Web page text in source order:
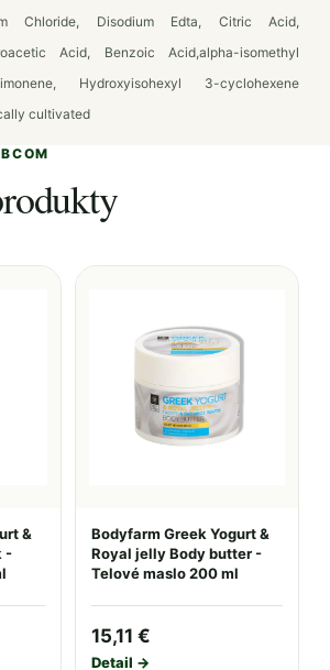
Chloride, Disodium Edta, Citric Acid,
Acid, Benzoic Acid,alpha-isomethyl
Hydroxyisohexyl 3-cyclohexene
cultivated
&
-
Bodyfarm Greek Yogurt &
Royal jelly Body butter -
Telové maslo 200 ml
15,11 €
Detail →